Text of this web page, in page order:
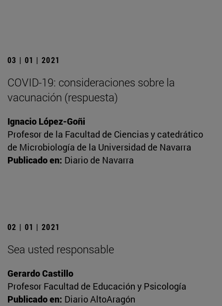
03 | 01 | 2021
COVID-19: consideraciones sobre la
vacunación (respuesta)
Ignacio López-Goñi
Profesor de la Facultad de Ciencias y catedrático
de Microbiología de la Universidad de Navarra
Publicado en: Diario de Navarra
02 | 01 | 2021
Sea usted responsable
Gerardo Castillo
Profesor Facultad de Educación y Psicología
Publicado en: Diario AltoAragón